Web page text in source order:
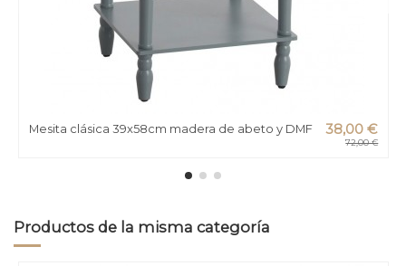
Mesita clásica 39x58cm madera de abeto y DMF 38,00 €
72,00 €
Productos de la misma categoría